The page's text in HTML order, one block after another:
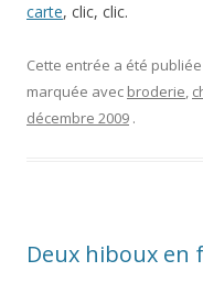
carte, clic, clic.
Cette entrée a été
marquée avec broderie,
décembre 2009 .
Deux hiboux en